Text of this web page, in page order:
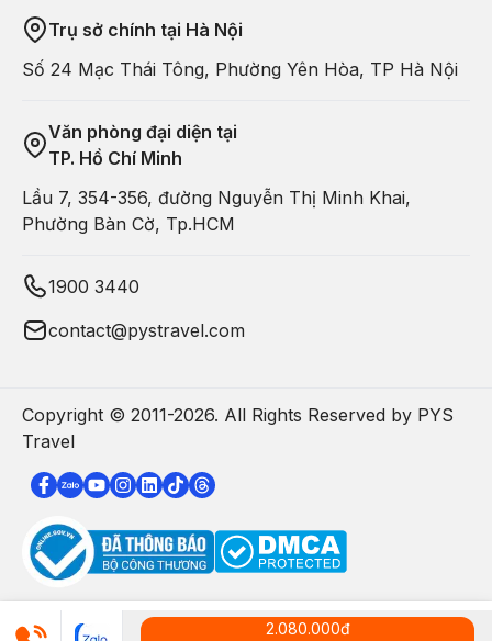
2.080.000đ
Trụ sở chính tại Hà Nội
Số 24 Mạc Thái Tông, Phường Yên Hòa, TP Hà Nội
Văn phòng đại diện tại
TP. Hồ Chí Minh
Lầu 7, 354-356, đường Nguyễn Thị Minh Khai,
Phường Bàn Cờ, Tp.HCM
1900 3440
contact@pystravel.com
Copyright © 2011-2026. All Rights Reserved by PYS
Travel